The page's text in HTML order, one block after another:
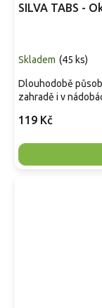
SILVA TABS -
Skladem (45 ks)
119 Kč
Dlouhodobě
zahradě i v